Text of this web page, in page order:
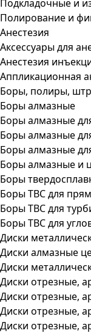
Подкладочные и
Полирование и
Анестезия
Аксессуары для
Анестезия
Аппликационная
Боры, полиры,
Боры алмазные
Боры алмазные
Боры алмазные
Боры алмазные
Боры алмазные и
Боры
Боры ТВС для
Боры ТВС для
Боры ТВС для
Диски
Диски алмазные
Диски
Диски отрезные,
Диски отрезные,
Диски отрезные,
Диски отрезные,